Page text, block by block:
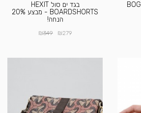
בגד ים סול HEXIT
BOARDSHORTS - מבצע 20%
הנחה!
₪279
₪349